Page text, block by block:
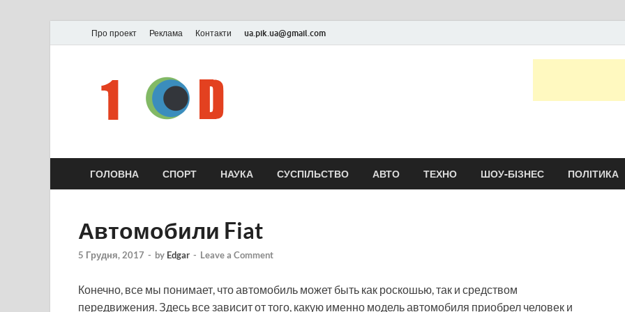
Про проект Реклама Контакти ua.pik.ua@gmail.com
Новини України та
ГОЛОВНА СПОРТ НАУКА СУСПІЛЬСТВО АВТО ТЕХНО ШОУ-БІЗНЕС ПОЛІТИКА
Автомобили Fiat
5 Грудня, 2017 - by Edgar - Leave a Comment
Конечно, все мы понимает, что автомобиль может быть как роскошью, так и средством
передвижения. Здесь все зависит от того, какую именно модель автомобиля приобрел человек и